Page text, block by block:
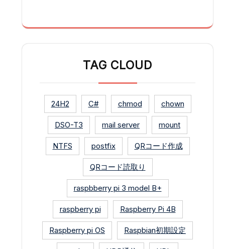
TAG CLOUD
24H2 C# chmod chown
DSO-T3 mail server mount
NTFS postfix QRコード作成
QRコード読取り
raspbberry pi 3 model B+
raspberry pi Raspberry Pi 4B
Raspberry pi OS Raspbian初期設定